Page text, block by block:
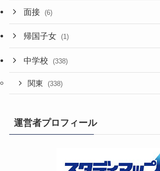
面接 (6)
帰国子女 (1)
中学校 (338)
関東 (338)
運営者プロフィール